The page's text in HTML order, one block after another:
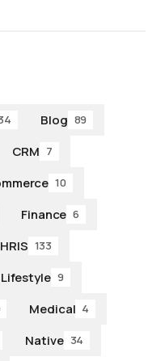
Blog 89
CRM 7
10
Finance 6
HRIS 133
Lifestyle 9
Medical 4
Native 34